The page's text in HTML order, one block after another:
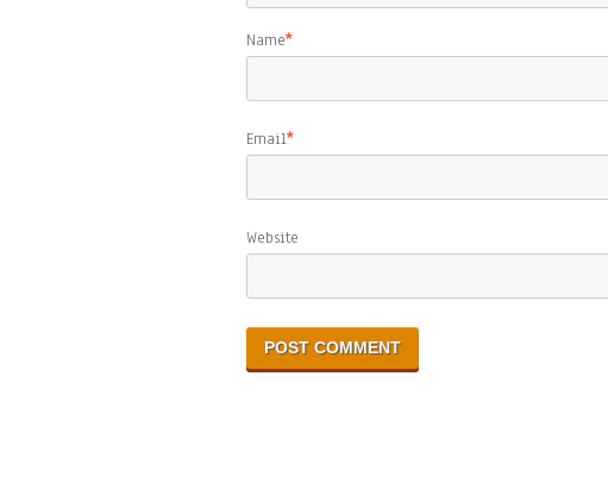
Name*
Email*
Website